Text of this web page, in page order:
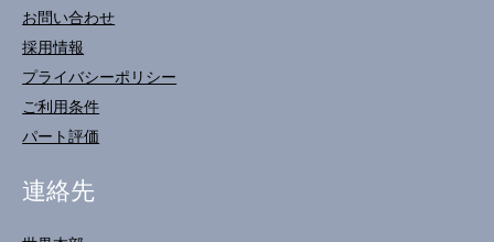
お問い合わせ
採用情報
プライバシーポリシー
ご利用条件
パート評価
連絡先